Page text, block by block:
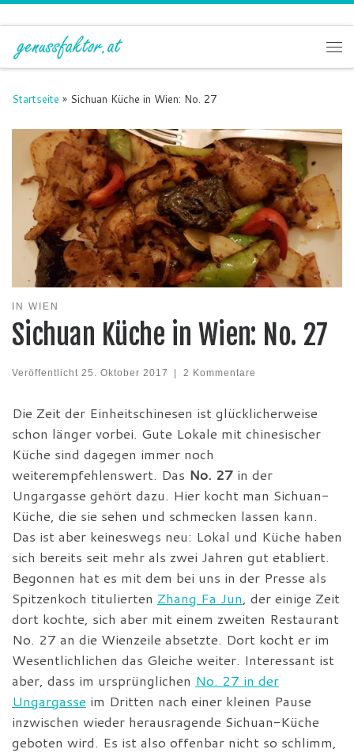
Zum Inhalt springen
Startseite » Sichuan Küche in Wien: No. 27
IN WIEN
Sichuan Küche in Wien: No. 27
Veröffentlicht 25. Oktober 2017 | 2 Kommentare
Die Zeit der Einheitschinesen ist glücklicherweise
schon länger vorbei. Gute Lokale mit chinesischer
Küche sind dagegen immer noch
weiterempfehlenswert. Das No. 27 in der
Ungargasse gehört dazu. Hier kocht man Sichuan-
Küche, die sie sehen und schmecken lassen kann.
Das ist aber keineswegs neu: Lokal und Küche haben
sich bereits seit mehr als zwei Jahren gut etabliert.
Begonnen hat es mit dem bei uns in der Presse als
Spitzenkoch titulierten Zhang Fa Jun, der einige Zeit
dort kochte, sich aber mit einem zweiten Restaurant
No. 27 an die Wienzeile absetzte. Dort kocht er im
Wesentlichlichen das Gleiche weiter. Interessant ist
aber, dass im ursprünglichen No. 27 in der
Ungargasse im Dritten nach einer kleinen Pause
inzwischen wieder herausragende Sichuan-Küche
geboten wird. Es ist also offenbar nicht so schlimm,